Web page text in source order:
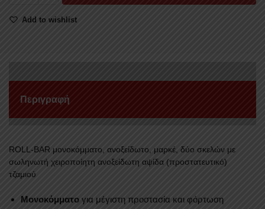
ΑΨΙΔΑ
FORD
RANGER
Add to wishlist
Περιγραφή
ROLL-BAR μονοκόμματο, ανοξείδωτο, μαρκέ, δύο σκελών με
σωληνωτή χειροποίητη ανοξείδωτη αψίδα (προστατευτικό)
τζαμιού
Mονοκόμματο για μέγιστη προστασία και φόρτωση